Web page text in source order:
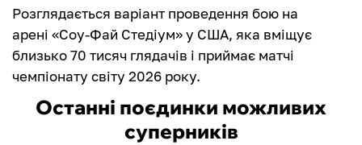
Розглядається варіант проведення бою на
арені «Соу-Фай Стедіум» у США, яка вміщує
близько 70 тисяч глядачів і приймає матчі
чемпіонату світу 2026 року.
Останні поєдинки можливих
суперників